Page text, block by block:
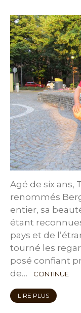
Agé de six ans,
renommés
entier, sa
étant
pays et de
tourné les
posé confiant
de…
CONTINUE
LIRE PLUS